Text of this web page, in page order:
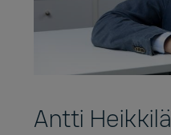
Antti Heikkilä